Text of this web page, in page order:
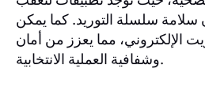
سلامة سلسلة التوريد. كما يمكن
الإلكتروني، مما يعزز من أمان
وشفافية العملية الانتخابية.